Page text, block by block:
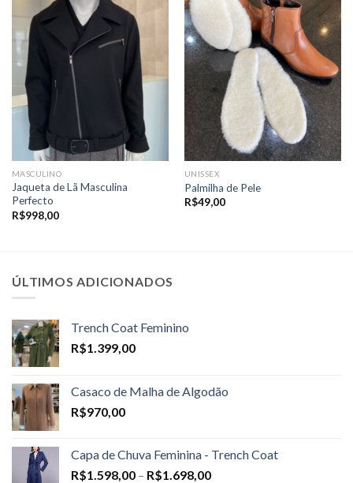
MASCULINO
Jaqueta de Lã Masculina
Perfecto
R$998,00
UNISSEX
Palmilha de Pele
R$49,00
ÚLTIMOS ADICIONADOS
Trench Coat Feminino
R$1.399,00
Casaco de Malha de Algodão
R$970,00
Capa de Chuva Feminina - Trench Coat
R$1.598,00 – R$1.698,00Price